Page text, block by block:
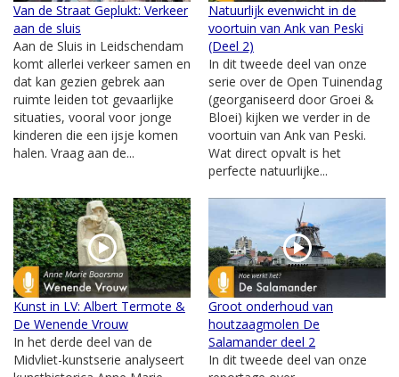
Van de Straat Geplukt: Verkeer
aan de sluis
Aan de Sluis in Leidschendam
komt allerlei verkeer samen en
dat kan gezien gebrek aan
ruimte leiden tot gevaarlijke
situaties, vooral voor jonge
kinderen die een ijsje komen
halen. Vraag aan de...
Natuurlijk evenwicht in de
voortuin van Ank van Peski
(Deel 2)
In dit tweede deel van onze
serie over de Open Tuinendag
(georganiseerd door Groei &
Bloei) kijken we verder in de
voortuin van Ank van Peski.
Wat direct opvalt is het
perfecte natuurlijke...
Kunst in LV: Albert Termote &
De Wenende Vrouw
In het derde deel van de
Midvliet-kunstserie analyseert
Groot onderhoud van
houtzaagmolen De
Salamander deel 2
In dit tweede deel van onze